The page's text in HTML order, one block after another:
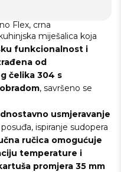
Flex, crna
miješalica koja
funkcionalnost i
od
čelika 304 s
, savršeno se
usmjeravanje
ispiranje sudopera
ručica omogućuje
temperature i
promjera 35 mm